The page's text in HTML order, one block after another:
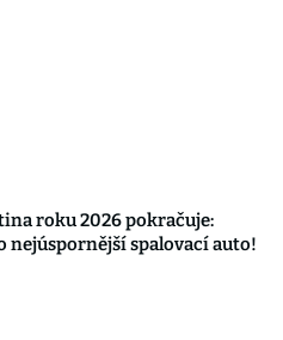
roku 2026 pokračuje:
nejúspornější spalovací auto!